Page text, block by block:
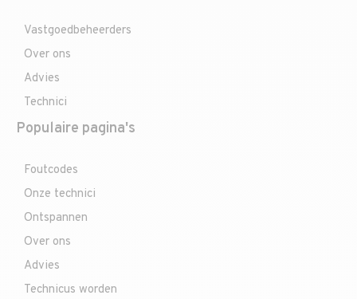
Vastgoedbeheerders
Over ons
Advies
Technici
Populaire pagina's
Foutcodes
Onze technici
Ontspannen
Over ons
Advies
Technicus worden